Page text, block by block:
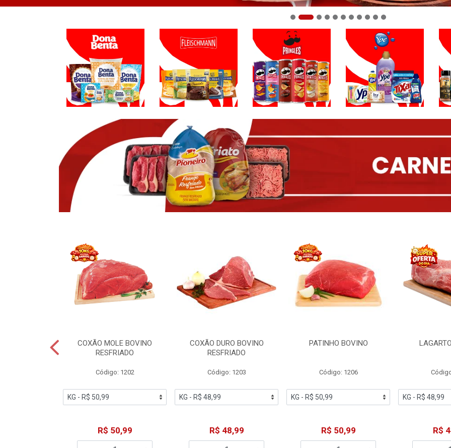
COXÃO MOLE BOVINO
RESFRIADO
Código: 1202
R$ 50,99
COXÃO DURO BOVINO
RESFRIADO
Código: 1203
R$ 48,99
PATINHO BOVINO
Código: 1206
R$ 50,99 R$